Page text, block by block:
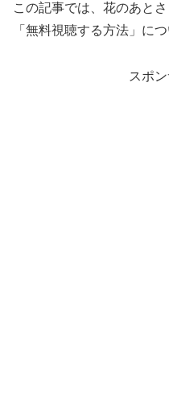
この記事では、花のあと
「無料視聴する方法」に
スポ